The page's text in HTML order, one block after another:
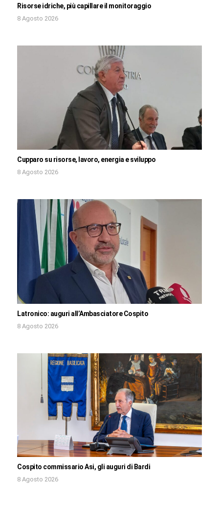
Risorse idriche, più capillare il monitoraggio
8 Agosto 2026
Cupparo su risorse, lavoro, energia e sviluppo
8 Agosto 2026
Latronico: auguri all’Ambasciatore Cospito
8 Agosto 2026
Cospito commissario Asi, gli auguri di Bardi
8 Agosto 2026